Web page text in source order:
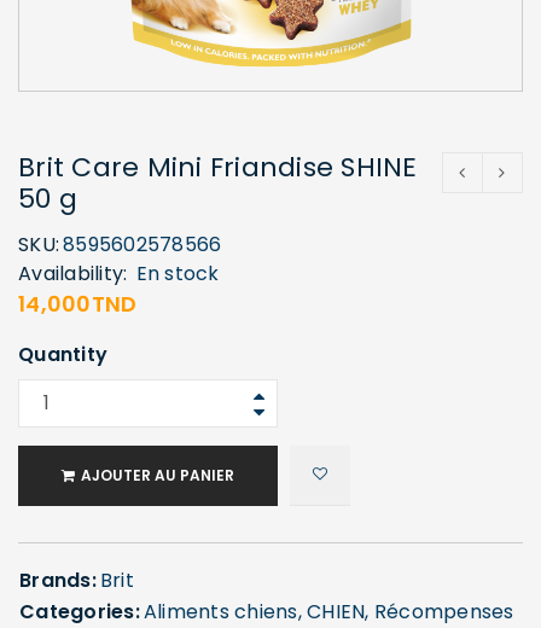
Brit Care Mini Friandise SHINE
50 g
SKU:8595602578566
Availability: En stock
14,000TND
Quantity
AJOUTER AU PANIER
Brands:Brit
Categories:Aliments chiens,CHIEN, Récompenses